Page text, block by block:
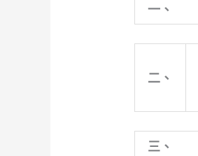
一、
二、
三、